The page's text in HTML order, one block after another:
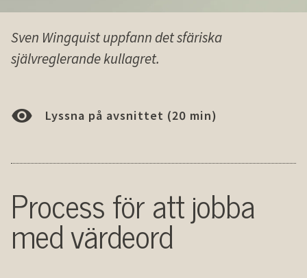
Sven Wingquist uppfann det sfäriska
självreglerande kullagret.
Lyssna på avsnittet (20 min)
Process för att jobba
med värdeord